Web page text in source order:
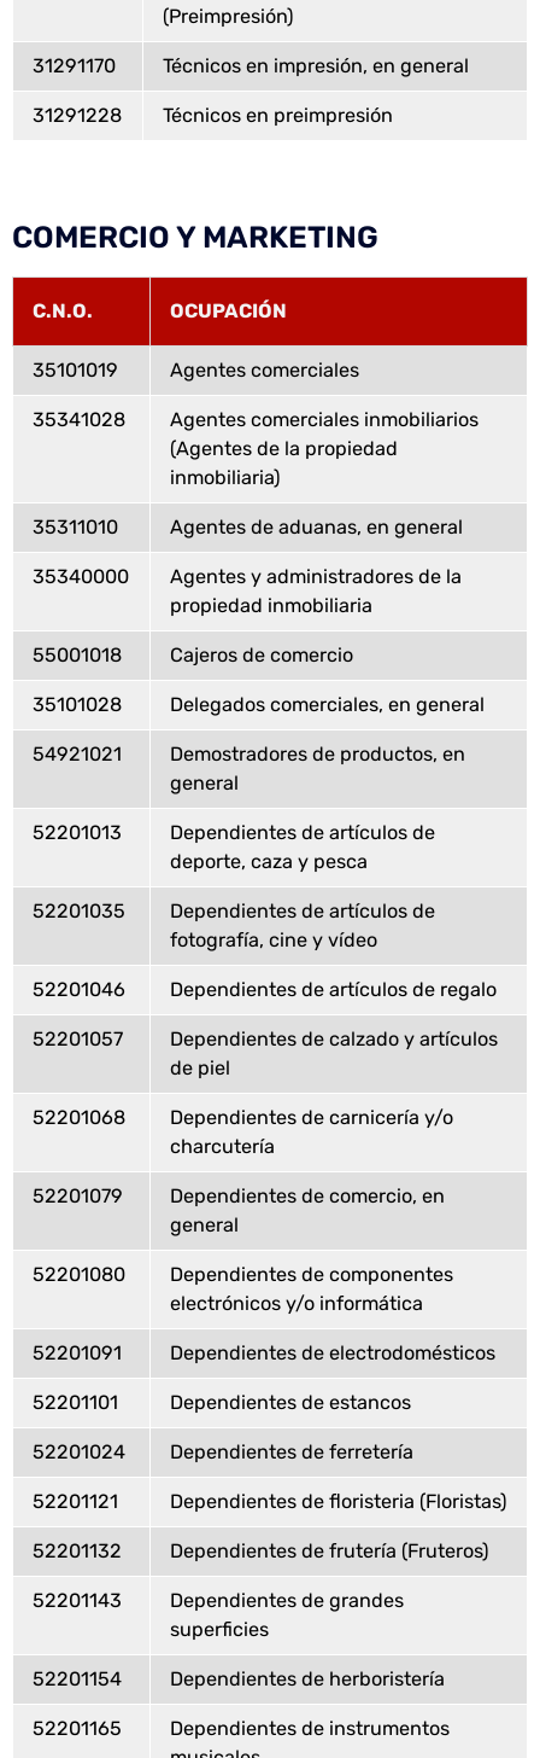
(Preimpresión)
31291170 Técnicos en impresión, en general
31291228 Técnicos en preimpresión
COMERCIO Y MARKETING
C.N.O. OCUPACIÓN
35101019 Agentes comerciales
35341028
Agentes comerciales inmobiliarios
(Agentes de la propiedad
inmobiliaria)
35311010 Agentes de aduanas, en general
35340000
Agentes y administradores de la
propiedad inmobiliaria
55001018 Cajeros de comercio
35101028 Delegados comerciales, en general
54921021
Demostradores de productos, en
general
52201013
Dependientes de artículos de
deporte, caza y pesca
52201035
Dependientes de artículos de
fotografía, cine y vídeo
52201046 Dependientes de artículos de regalo
52201057
Dependientes de calzado y artículos
de piel
52201068
Dependientes de carnicería y/o
charcutería
52201079
Dependientes de comercio, en
general
52201080
Dependientes de componentes
electrónicos y/o informática
52201091 Dependientes de electrodomésticos
52201101 Dependientes de estancos
52201024 Dependientes de ferretería
52201121 Dependientes de floristeria (Floristas)
52201132 Dependientes de frutería (Fruteros)
52201143
Dependientes de grandes
superficies
52201154 Dependientes de herboristería
52201165
Dependientes de instrumentos